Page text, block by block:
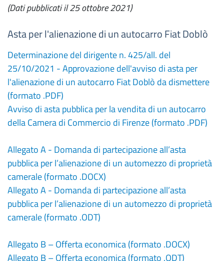
(Dati pubblicati il 25 ottobre 2021)
Asta per l'alienazione di un autocarro Fiat Doblò
Determinazione del dirigente n. 425/all. del
25/10/2021 - Approvazione dell'avviso di asta per
l'alienazione di un autocarro Fiat Doblò da dismettere
(formato .PDF)
Avviso di asta pubblica per la vendita di un autocarro
della Camera di Commercio di Firenze (formato .PDF)
Allegato A - Domanda di partecipazione all’asta
pubblica per l’alienazione di un automezzo di proprietà
camerale (formato .DOCX)
Allegato A - Domanda di partecipazione all’asta
pubblica per l’alienazione di un automezzo di proprietà
camerale (formato .ODT)
Allegato B – Offerta economica (formato .DOCX)
Allegato B – Offerta economica (formato .ODT)